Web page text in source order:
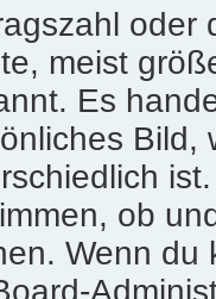
oder
meist
Es
Bild,
ob
Wenn du